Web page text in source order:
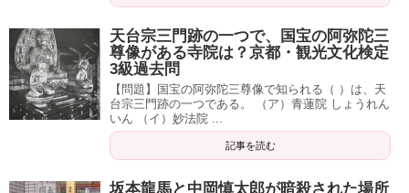
天台宗三門跡の一つで、国宝の阿弥陀三
尊像がある寺院は？京都・観光文化検定
3級過去問
【問題】国宝の阿弥陀三尊像で知られる（ ）は、天
台宗三門跡の一つである。 （ア）青蓮院 しょうれん
いん （イ）妙法院 ...
記事を読む
坂本龍馬と中岡慎太郎が暗殺された場所